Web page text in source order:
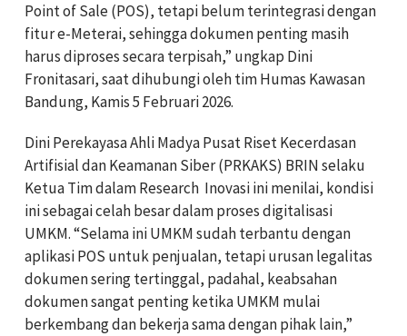
Point of Sale (POS), tetapi belum terintegrasi dengan
fitur e-Meterai, sehingga dokumen penting masih
harus diproses secara terpisah,” ungkap Dini
Fronitasari, saat dihubungi oleh tim Humas Kawasan
Bandung, Kamis 5 Februari 2026.
Dini Perekayasa Ahli Madya Pusat Riset Kecerdasan
Artifisial dan Keamanan Siber (PRKAKS) BRIN selaku
Ketua Tim dalam Research Inovasi ini menilai, kondisi
ini sebagai celah besar dalam proses digitalisasi
UMKM.“Selama ini UMKM sudah terbantu dengan
aplikasi POS untuk penjualan, tetapi urusan legalitas
dokumen sering tertinggal, padahal, keabsahan
dokumen sangat penting ketika UMKM mulai
berkembang dan bekerja sama dengan pihak lain,”